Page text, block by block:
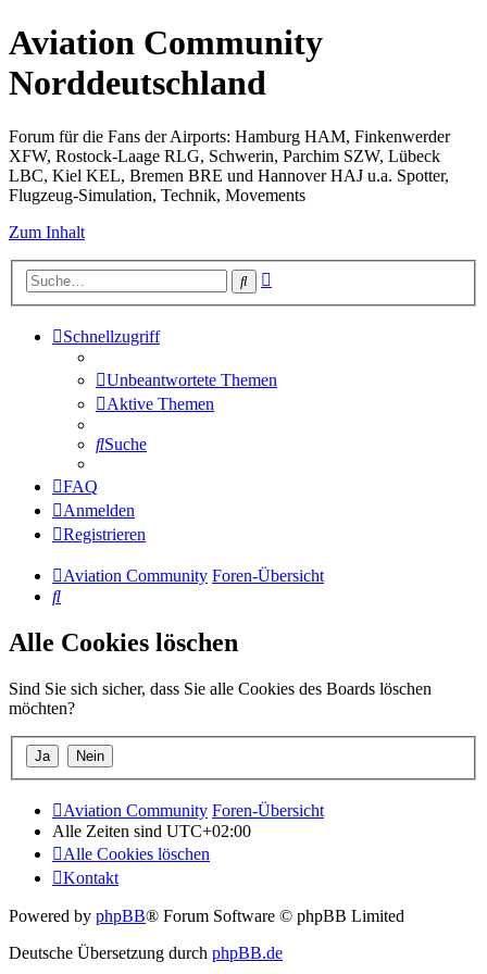
Aviation Community
Norddeutschland
Forum für die Fans der Airports: Hamburg HAM, Finkenwerder
XFW, Rostock-Laage RLG, Schwerin, Parchim SZW, Lübeck
LBC, Kiel KEL, Bremen BRE und Hannover HAJ u.a. Spotter,
Flugzeug-Simulation, Technik, Movements
Zum Inhalt
Suche
Schnellzugriff
Unbeantwortete Themen
Aktive Themen
Suche
FAQ
Anmelden
Registrieren
Aviation Community Foren-Übersicht
Suche
Alle Cookies löschen
Sind Sie sich sicher, dass Sie alle Cookies des Boards löschen
möchten?
Aviation Community Foren-Übersicht
Alle Zeiten sind UTC+02:00
Alle Cookies löschen
Kontakt
Powered by phpBB® Forum Software © phpBB Limited
Deutsche Übersetzung durch phpBB.de